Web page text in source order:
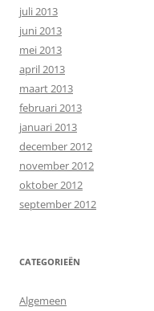
juli 2013
juni 2013
mei 2013
april 2013
maart 2013
februari 2013
januari 2013
december 2012
november 2012
oktober 2012
september 2012
CATEGORIEËN
Algemeen